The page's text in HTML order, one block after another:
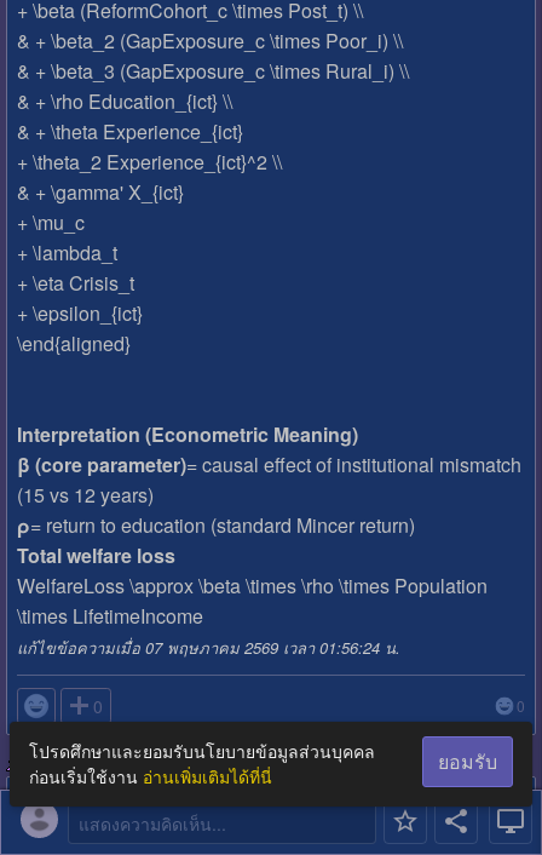
+ \beta (ReformCohort_c \times Post_t) \\
& + \beta_2 (GapExposure_c \times Poor_i) \\
& + \beta_3 (GapExposure_c \times Rural_i) \\
& + \rho Education_{ict} \\
& + \theta Experience_{ict}
+ \theta_2 Experience_{ict}^2 \\
& + \gamma' X_{ict}
+ \mu_c
+ \lambda_t
+ \eta Crisis_t
+ \epsilon_{ict}
\end{aligned}
Interpretation (Econometric Meaning)
β (core parameter)= causal effect of institutional mismatch
(15 vs 12 years)
ρ= return to education (standard Mincer return)
Total welfare loss
WelfareLoss \approx \beta \times \rho \times Population
\times LifetimeIncome
แก้ไขข้อความเมื่อ 07 พฤษภาคม 2569 เวลา 01:56:24 น.
 0 0
ความคิดเห็นที่ 3
06 พฤษภาคม 2569 เวลา 23:41:21 น.
แสดงความคิดเห็น...
โปรดศึกษาและยอมรับนโยบายข้อมูลส่วนบุคคล
ก่อนเริ่มใช้งาน อ่านเพิ่มเติมได้ที่นี่
ยอมรับ